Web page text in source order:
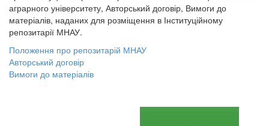
аграрного університету, Авторський договір, Вимоги до
матеріалів, наданих для розміщення в Інституційному
репозитарії МНАУ.
Положення про репозитарій МНАУ
Авторський договір
Вимоги до матеріалів